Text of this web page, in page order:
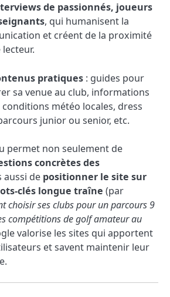
de passionnés, joueurs
, qui humanisent la
et créent de la proximité
lecteur.
pratiques : guides pour
sa venue au club, informations
conditions météo locales, dress
junior ou senior, etc.
permet non seulement de
concrètes des
aussi de positionner le site sur
clés longue traîne (par
choisir ses clubs pour un parcours 9
compétitions de golf amateur au
valorise les sites qui apportent
et savent maintenir leur